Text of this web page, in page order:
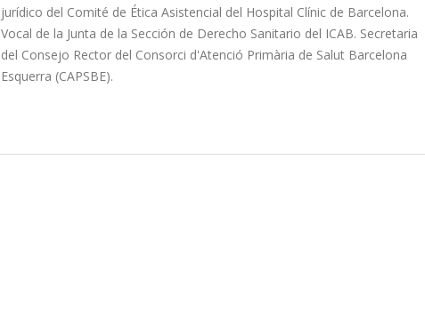
jurídico del Comité de Ética Asistencial del Hospital Clínic de Barcelona.
Vocal de la Junta de la Sección de Derecho Sanitario del ICAB. Secretaria
del Consejo Rector del Consorci d'Atenció Primària de Salut Barcelona
Esquerra (CAPSBE).